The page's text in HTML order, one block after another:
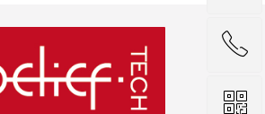
回到顶部
ꂅ
88888888
ꀥ